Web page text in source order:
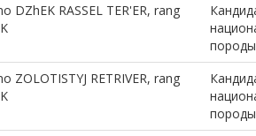
DZhEK RASSEL TER'ER, rang
породы
ZOLOTISTYJ RETRIVER, rang
породы